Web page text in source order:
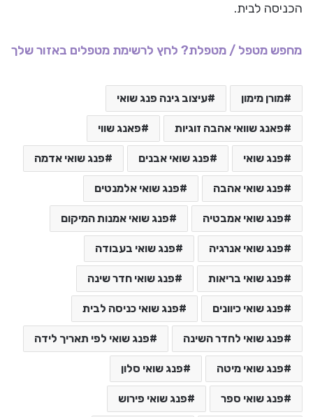
הכניסה לבית.
מחפש מטפל / מטפלת? לחץ לרשימת מטפלים באזור שלך
מורן מימון עיצוב גינה פנג שואי
פאנג שוואי אהבה זוגיות פאנג שווי
פנג שואי פנג שואי אבנים פנג שואי אדמה
פנג שואי אהבה פנג שואי אלמנטים
פנג שואי אמבטיה פנג שואי אמנות המיקום
פנג שואי אנרגיה פנג שואי בעבודה
פנג שואי בריאות פנג שואי חדר שינה
פנג שואי כיוונים פנג שואי כניסה לבית
פנג שואי לחדר השינה פנג שואי לפי תאריך לידה
פנג שואי מיטה פנג שואי סלון
פנג שואי ספר פנג שואי פירוש